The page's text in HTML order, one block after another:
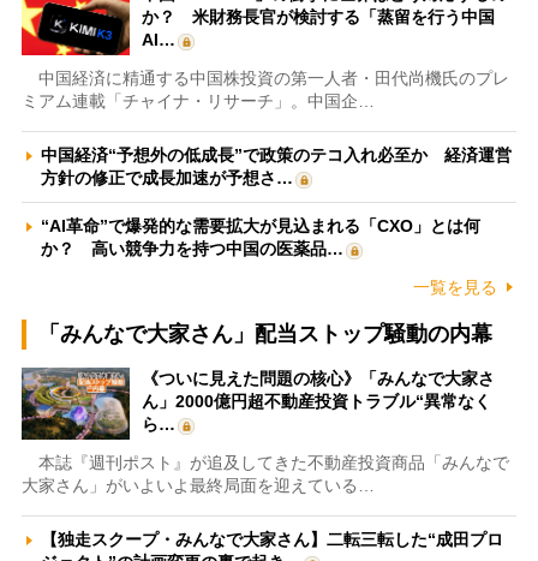
か？ 米財務長官が検討する「蒸留を行う中国
AI…
中国経済に精通する中国株投資の第一人者・田代尚機氏のプレ
ミアム連載「チャイナ・リサーチ」。中国企…
中国経済“予想外の低成長”で政策のテコ入れ必至か 経済運営
方針の修正で成長加速が予想さ…
“AI革命”で爆発的な需要拡大が見込まれる「CXO」とは何
か？ 高い競争力を持つ中国の医薬品…
一覧を見る
「みんなで大家さん」配当ストップ騒動の内幕
《ついに見えた問題の核心》「みんなで大家さ
ん」2000億円超不動産投資トラブル“異常なく
ら…
本誌『週刊ポスト』が追及してきた不動産投資商品「みんなで
大家さん」がいよいよ最終局面を迎えている…
【独走スクープ・みんなで大家さん】二転三転した“成田プロ